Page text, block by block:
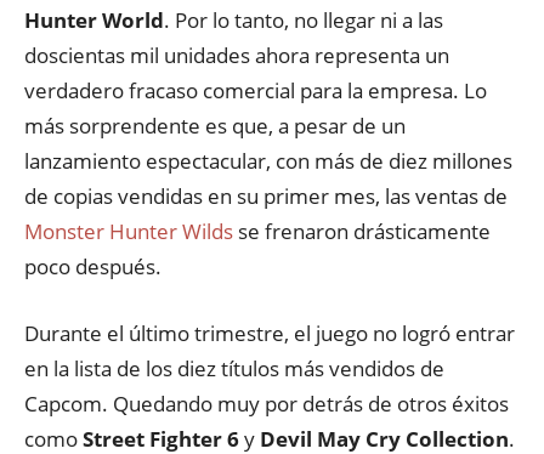
Hunter World. Por lo tanto, no llegar ni a las
doscientas mil unidades ahora representa un
verdadero fracaso comercial para la empresa. Lo
más sorprendente es que, a pesar de un
lanzamiento espectacular, con más de diez millones
de copias vendidas en su primer mes, las ventas de
Monster Hunter Wilds se frenaron drásticamente
poco después.
Durante el último trimestre, el juego no logró entrar
en la lista de los diez títulos más vendidos de
Capcom. Quedando muy por detrás de otros éxitos
comoStreet Fighter 6y Devil May Cry Collection.